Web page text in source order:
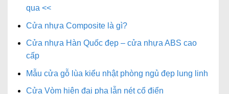
qua <<
Cửa nhựa Composite là gì?
Cửa nhựa Hàn Quốc đẹp – cửa nhựa ABS cao
cấp
Mẫu cửa gỗ lùa kiểu nhật phòng ngủ đẹp lung linh
Cửa Vòm hiện đại pha lẫn nét cổ điển